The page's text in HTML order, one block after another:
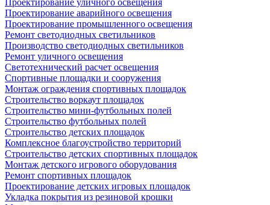
Проектирование уличного освещения
Проектирование аварийного освещения
Проектирование промышленного освещения
Ремонт светодиодных светильников
Производство светодиодных светильников
Ремонт уличного освещения
Светотехнический расчет освещения
Спортивные площадки и сооружения
Монтаж ограждения спортивных площадок
Строительство воркаут площадок
Строительство мини-футбольных полей
Строительство футбольных полей
Строительство детских площадок
Комплексное благоустройство территорий
Строительство детских спортивных площадок
Монтаж детского игрового оборудования
Ремонт спортивных площадок
Проектирование детских игровых площадок
Укладка покрытия из резиновой крошки